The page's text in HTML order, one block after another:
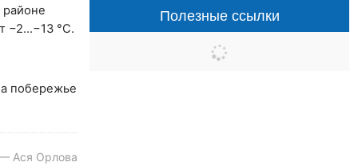
−2…−13 °C.
побережье
Ася Орлова
Полезные ссылки